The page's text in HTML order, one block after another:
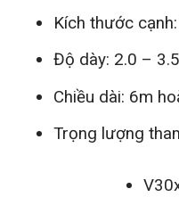
Kích thước
Độ dày: 2.0 –
Chiều dài: 6m
Trọng lượng